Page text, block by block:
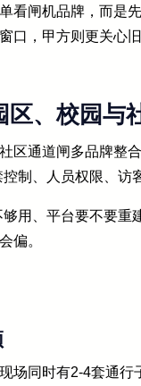
看闸机品牌，而是
口，甲方则更关心
、校园与
区通道闸多品牌整
制、人员权限、访
用、平台要不要
偏。
场同时有2-4套通